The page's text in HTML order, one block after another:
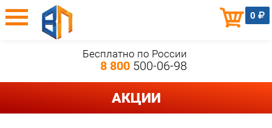
0
Бесплатно по России
8 800500-06-98
АКЦИИ